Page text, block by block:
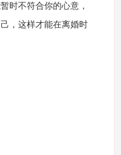
时不符合你的心意，
，这样才能在离婚时